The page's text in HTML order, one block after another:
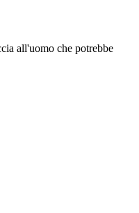
all'uomo che potrebbe